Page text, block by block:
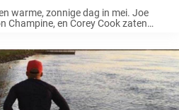
warme, zonnige dag in mei. Joe
Champine, en Corey Cook zaten
voor hun ...